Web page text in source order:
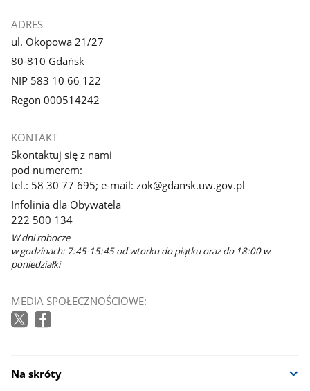
ADRES
ul. Okopowa 21/27
80-810 Gdańsk
NIP 583 10 66 122
Regon 000514242
KONTAKT
Skontaktuj się z nami
pod numerem:
tel.: 58 30 77 695; e-mail: zok@gdansk.uw.gov.pl
Infolinia dla Obywatela
222 500 134
W dni robocze
w godzinach: 7:45-15:45 od wtorku do piątku oraz do 18:00 w
poniedziałki
MEDIA SPOŁECZNOŚCIOWE:
Na skróty